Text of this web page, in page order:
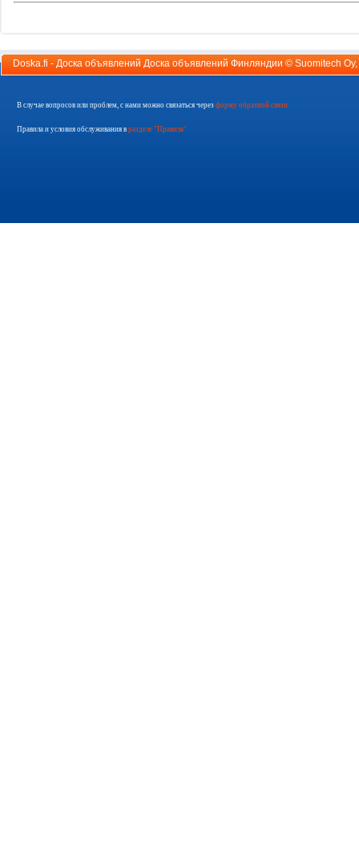
Doska.fi - Доска объявлений Доска объявлений Финляндии © Suomitech Oy
В случае вопросов или проблем, с нами можно связаться через форму обратной связи
Правила и условия обслуживания в разделе "Правила"